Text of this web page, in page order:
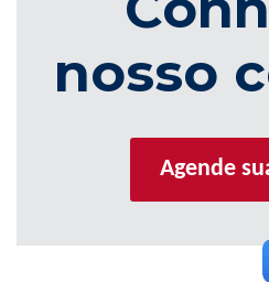
nosso
Agende